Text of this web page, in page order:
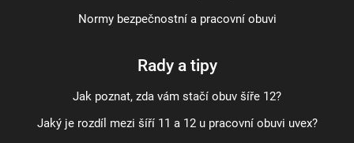
Normy bezpečnostní a pracovní obuvi
Rady a tipy
Jak poznat, zda vám stačí obuv šíře 12?
Jaký je rozdíl mezi šíří 11 a 12 u pracovní obuvi uvex?